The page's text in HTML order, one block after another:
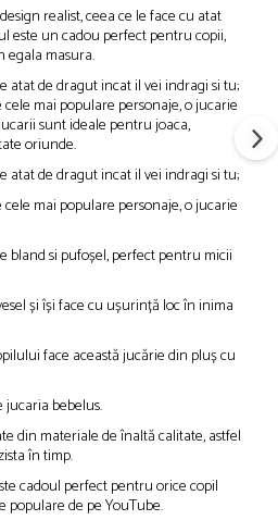
realist, ceea ce le face cu atat
este un cadou perfect pentru copii,
egala masura.
atat de dragut incat il vei indragi si tu;
mai populare personaje, o jucarie
sunt ideale pentru joaca,
oriunde.
atat de dragut incat il vei indragi si tu;
mai populare personaje, o jucarie
bland si pufoșel, perfect pentru micii
și își face cu ușurință loc în inima
face această jucărie din pluș cu
jucaria bebelus.
din materiale de înaltă calitate, astfel
în timp.
cadoul perfect pentru orice copil
populare de pe YouTube.